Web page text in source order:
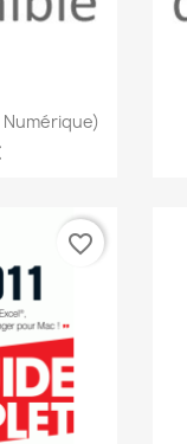
favorite_border